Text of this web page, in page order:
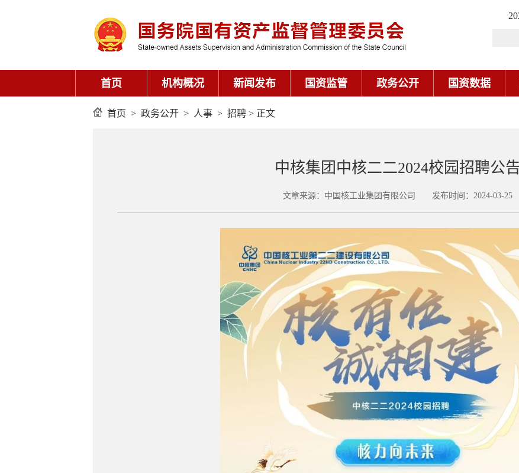
首页 机构概况 新闻发布 国资监管 政务公开 国资数据
首页 > 政务公开 > 人事 > 招聘 > 正文
中核集团中核二二2024校园招聘公
文章来源：中国核工业集团有限公司 发布时间：2024-03-25